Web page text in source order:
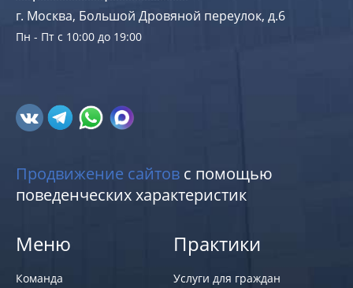
г. Москва, Большой Дровяной переулок, д.6
Пн - Пт с 10:00 до 19:00
Продвижение сайтов с помощью
поведенческих характеристик
Меню
Команда
Практики
Услуги для граждан